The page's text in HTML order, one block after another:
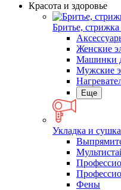
Красота и здоровье
Бритье,
Женские
Машинки
Мужские
Еще
Укладка и
Фены